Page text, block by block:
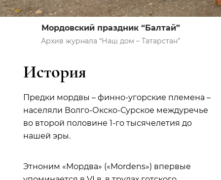
Мордовский праздник “Балтай”
Архив журнала “Наш дом – Татарстан”
История
Предки мордвы – финно-угорские племена –
населяли Волго-Окско-Сурское междуречье
во второй половине 1-го тысячелетия до
нашей эры.
Этноним «Мордва» («Mordens») впервые